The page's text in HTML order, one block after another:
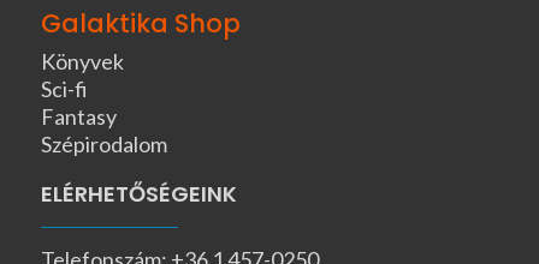
Galaktika Shop
Könyvek
Sci-fi
Fantasy
Szépirodalom
ELÉRHETŐSÉGEINK